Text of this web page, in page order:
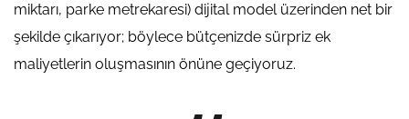
miktarı, parke metrekaresi) dijital model üzerinden net bir
şekilde çıkarıyor; böylece bütçenizde sürpriz ek
maliyetlerin oluşmasının önüne geçiyoruz.